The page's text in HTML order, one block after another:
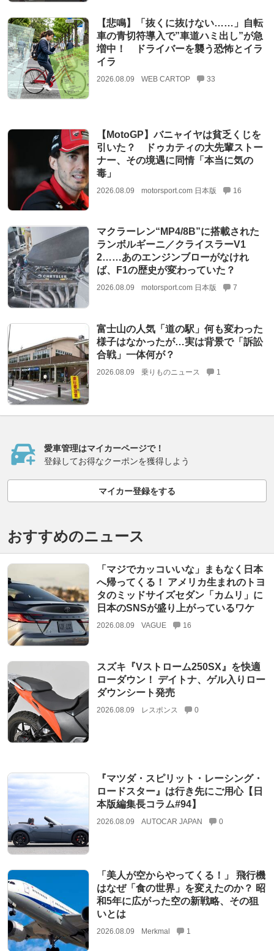
【悲鳴】「抜くに抜けない……」自転
車の青切符導入で”車道ハミ出し”が急
増中！ ドライバーを襲う恐怖とイラ
イラ
2026.08.09 WEB CARTOP 33
【MotoGP】バニャイヤは貧乏くじを
引いた？ ドゥカティの大先輩ストー
ナー、その境遇に同情「本当に気の
毒」
2026.08.09 motorsport.com 日本版 16
マクラーレン“MP4/8B”に搭載された
ランボルギーニ／クライスラーV1
2……あのエンジンブローがなけれ
ば、F1の歴史が変わっていた？
2026.08.09 motorsport.com 日本版 7
富士山の人気「道の駅」何も変わった
様子はなかったが…実は背景で「訴訟
合戦」一体何が？
2026.08.09 乗りものニュース 1
愛車管理はマイカーページで！
登録してお得なクーポンを獲得しよう
マイカー登録をする
おすすめのニュース
「マジでカッコいいな」まもなく日本
へ帰ってくる！ アメリカ生まれのトヨ
タのミッドサイズセダン「カムリ」に
日本のSNSが盛り上がっているワケ
2026.08.09 VAGUE 16
スズキ『Vストローム250SX』を快適
ローダウン！ デイトナ、ゲル入りロー
ダウンシート発売
2026.08.09 レスポンス 0
『マツダ・スピリット・レーシング・
ロードスター』は行き先にご用心【日
本版編集長コラム#94】
2026.08.09 AUTOCAR JAPAN 0
「美人が空からやってくる！」 飛行機
はなぜ「食の世界」を変えたのか？ 昭
和5年に広がった空の新戦略、その狙
いとは
2026.08.09 Merkmal 1